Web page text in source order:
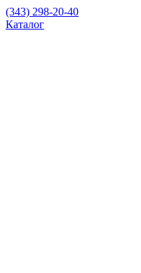
(343) 298-20-40
Каталог